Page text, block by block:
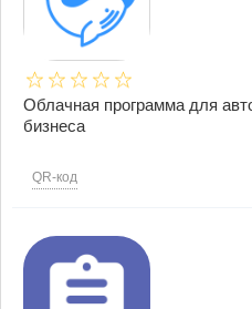
Облачная программа для
бизнеса
QR-код